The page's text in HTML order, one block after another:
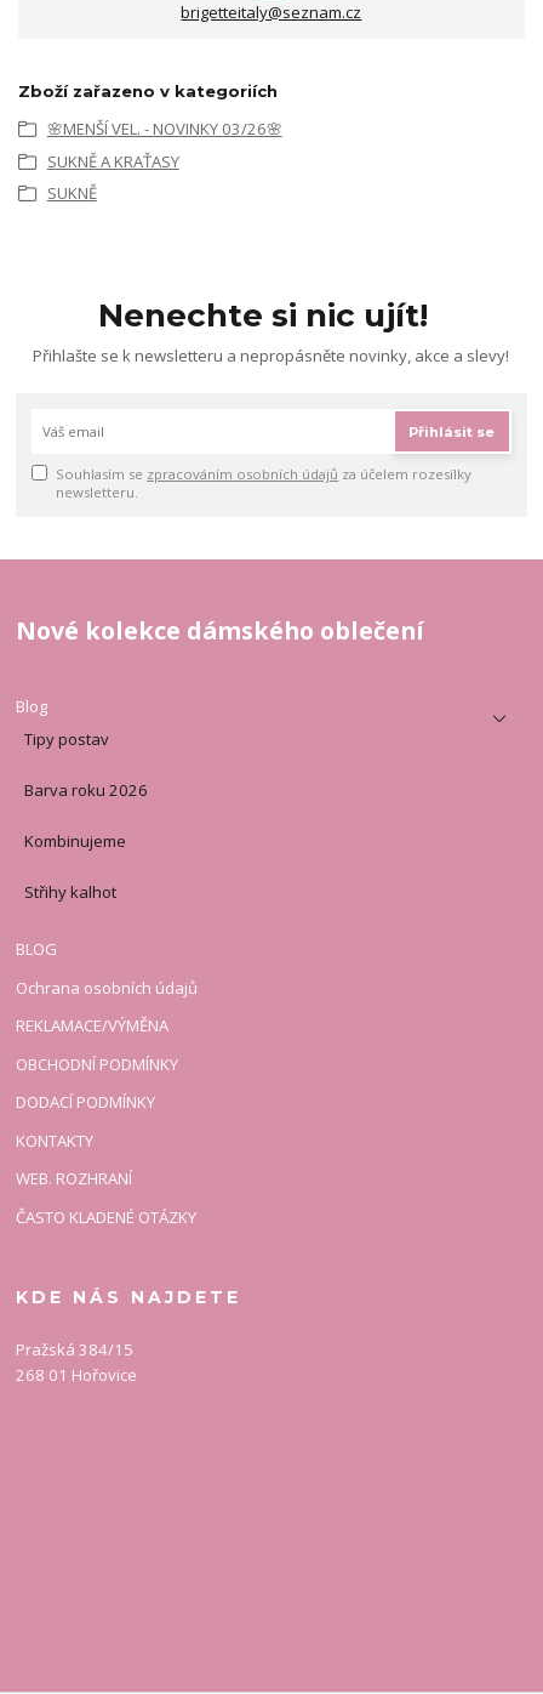
brigetteitaly@seznam.cz
Zboží zařazeno v kategoriích
🌸MENŠÍ VEL. - NOVINKY 03/26🌸
SUKNĚ A KRAŤASY
SUKNĚ
Nenechte si nic ujít!
Přihlašte se k newsletteru a nepropásněte novinky, akce a slevy!
Přihlásit se
Souhlasím se zpracováním osobních údajů za účelem rozesílky
newsletteru.
Nové kolekce dámského oblečení
Blog
Tipy postav
Barva roku 2026
Kombinujeme
Střihy kalhot
BLOG
Ochrana osobních údajů
REKLAMACE/VÝMĚNA
OBCHODNÍ PODMÍNKY
DODACÍ PODMÍNKY
KONTAKTY
WEB. ROZHRANÍ
ČASTO KLADENÉ OTÁZKY
KDE NÁS NAJDETE
Pražská 384/15
268 01 Hořovice